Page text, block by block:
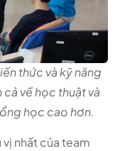
thức và kỹ năng
về học thuật và
học cao hơn.
nhất của team